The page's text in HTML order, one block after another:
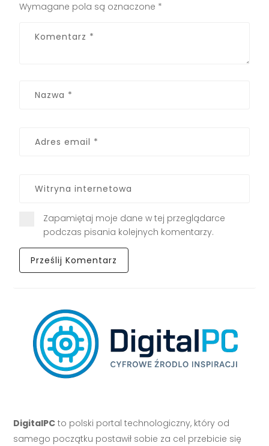
Wymagane pola są oznaczone *
Zapamiętaj moje dane w tej przeglądarce
podczas pisania kolejnych komentarzy.
DigitalPC to polski portal technologiczny, który od
samego początku postawił sobie za cel przebicie się